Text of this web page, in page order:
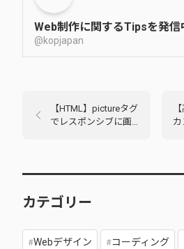
Web制作に関するTipsを発信
@kopjapan
【HTML】pictureタグ
でレスポンシブに画
カテゴリー
Webデザイン コーディング